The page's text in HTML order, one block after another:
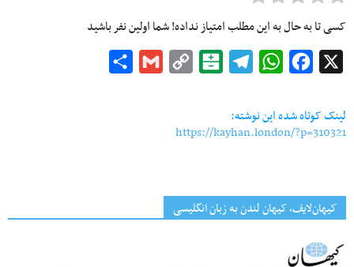
کسی تا به حال به این مطلب امتیاز نداده! شما اولین نفر باشید
Facebook
WhatsApp
Telegram
Balatarin
Copy
Gmail
لینک کوتاه شده این نوشته:
https://kayhan.london/?p=310321
کیهان‌لایف، کیهان لندن به زبان انگلیسی